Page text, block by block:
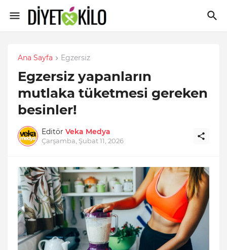
Ana Sayfa Egzersiz
Egzersiz yapanların
mutlaka tüketmesi gereken
besinler!
Editör Veka Medya
Çarşamba, Şubat 11, 2026